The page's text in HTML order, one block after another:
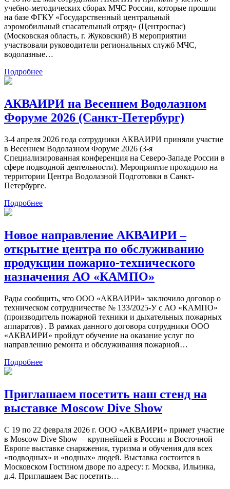
учебно-методических сборах МЧС России, которые прошли
на базе ФГКУ «Государственный центральный
аэромобильный спасательный отряд» (Центроспас)
(Московская область, г. Жуковский) В мероприятии
участвовали руководители региональных служб МЧС,
водолазные…
Подробнее
АКВАИРИ на Весеннем Водолазном
Форуме 2026 (Санкт-Петербург)
3-4 апреля 2026 года сотрудники АКВАИРИ приняли участие
в Весеннем Водолазном Форуме 2026 (3-я
Специализированная конференция на Северо-Западе России в
сфере подводной деятельности). Мероприятие проходило на
территории Центра Водолазной Подготовки в Санкт-
Петербурге.
Подробнее
Новое направление АКВАИРИ –
открытие центра по обслуживанию
продукции пожарно-технического
назначения АО «КАМПО»
Рады сообщить, что ООО «АКВАИРИ» заключило договор о
техническом сотрудничестве № 133/2025-У с АО «КАМПО»
(производитель пожарной техники и дыхательных пожарных
аппаратов) . В рамках данного договора сотрудники ООО
«АКВАИРИ» пройдут обучение на оказание услуг по
направлению ремонта и обслуживания пожарной…
Подробнее
Приглашаем посетить наш стенд на
выставке Moscow Dive Show
С 19 по 22 февраля 2026 г. ООО «АКВАИРИ» примет участие
в Moscow Dive Show —крупнейшей в России и Восточной
Европе выставке снаряжения, туризма и обучения для всех
«подводных» и «водных» людей. Выставка состоится в
Московском Гостином дворе по адресу: г. Москва, Ильинка,
д.4. Приглашаем Вас посетить…